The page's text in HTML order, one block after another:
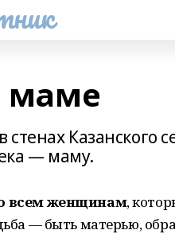
маме
стенах Казанского
— маму.
всем женщинам,
— быть матерью,